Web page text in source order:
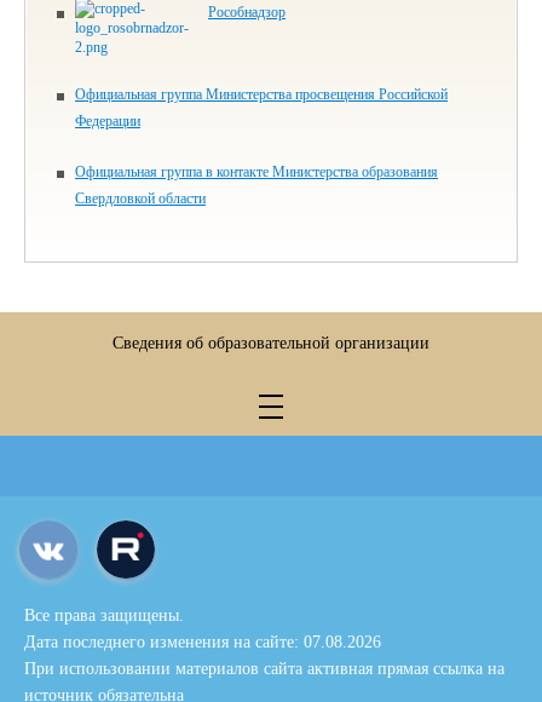
Рособнадзор
Официальная группа Министерства просвещения Российской
Федерации
Официальная группа в контакте Министерства образования
Свердловкой области
Сведения об образовательной организации
Все права защищены.
Дата последнего изменения на сайте: 07.08.2026
При использовании материалов сайта активная прямая ссылка на
источник обязательна